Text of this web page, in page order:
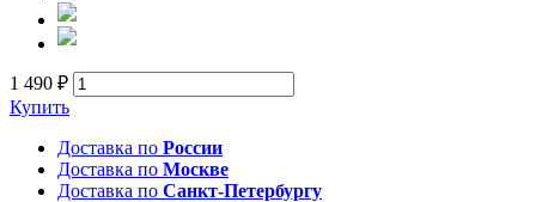
1 490 ₽
Купить
Доставка по России
Доставка по Москве
Доставка по Санкт-Петербургу